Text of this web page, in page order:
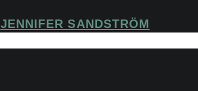
JENNIFER SANDSTRÖM